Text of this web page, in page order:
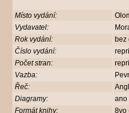
Místo vydání:
Vydavatel:
Rok vydání:
bez
Číslo vydání:
Počet stran:
Vazba:
Řeč:
Diagramy:
ano
Formát knihy:
8vo